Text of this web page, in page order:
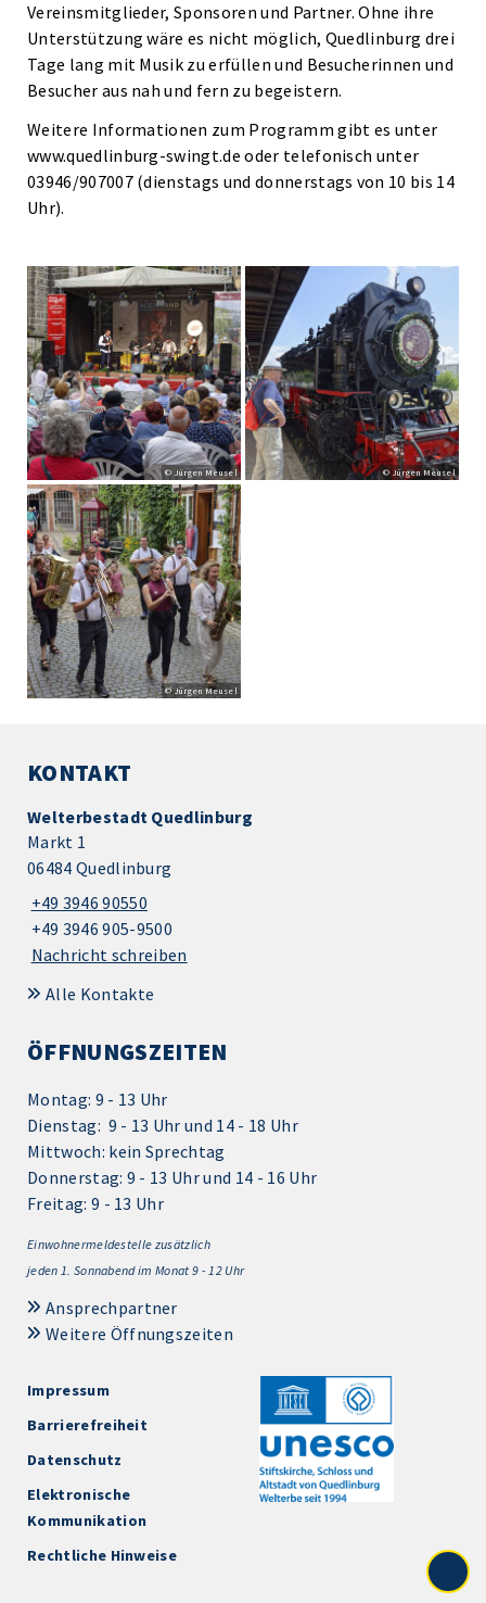
Vereinsmitglieder, Sponsoren und Partner. Ohne ihre
Unterstützung wäre es nicht möglich, Quedlinburg drei
Tage lang mit Musik zu erfüllen und Besucherinnen und
Besucher aus nah und fern zu begeistern.
Weitere Informationen zum Programm gibt es unter
www.quedlinburg-swingt.de oder telefonisch unter
03946/907007 (dienstags und donnerstags von 10 bis 14
Uhr).
© Jürgen Meusel © Jürgen Meusel
© Jürgen Meusel
KONTAKT
Welterbestadt Quedlinburg
Markt 1
06484 Quedlinburg
+49 3946 90550
+49 3946 905-9500
Nachricht schreiben
Alle Kontakte
ÖFFNUNGSZEITEN
Montag: 9 - 13 Uhr
Dienstag: 9 - 13 Uhr und 14 - 18 Uhr
Mittwoch: kein Sprechtag
Donnerstag: 9 - 13 Uhr und 14 - 16 Uhr
Freitag: 9 - 13 Uhr
Einwohnermeldestelle zusätzlich
jeden 1. Sonnabend im Monat 9 - 12 Uhr
Ansprechpartner
Weitere Öffnungszeiten
Impressum
Barrierefreiheit
Datenschutz
Elektronische
Kommunikation
Rechtliche Hinweise